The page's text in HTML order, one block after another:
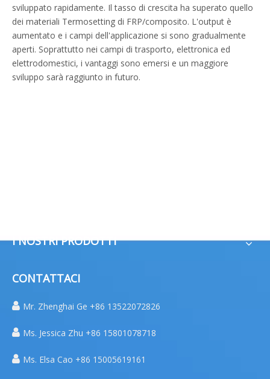
sviluppato rapidamente. Il tasso di crescita ha superato quello
dei materiali Termosetting di FRP/composito. L'output è
aumentato e i campi dell'applicazione si sono gradualmente
aperti. Soprattutto nei campi di trasporto, elettronica ed
elettrodomestici, i vantaggi sono emersi e un maggiore
sviluppo sarà raggiunto in futuro.
I NOSTRI PRODOTTI
CONTATTACI
 Mr. Zhenghai Ge +86 13522072826
 Ms. Jessica Zhu +86 15801078718
 Ms. Elsa Cao +86 15005619161